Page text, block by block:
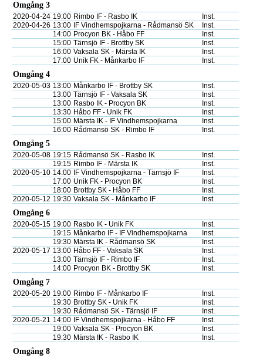
Omgång 3
2020-04-24 19:00 Rimbo IF - Rasbo IK
Inst.
2020-04-26 13:00 IF Vindhemspojkarna - Rådmansö SK
Inst.
14:00 Procyon BK - Håbo FF
Inst.
15:00 Tärnsjö IF - Brottby SK
Inst.
16:00 Vaksala SK - Märsta IK
Inst.
17:00 Unik FK - Månkarbo IF Inst.
Omgång 4
2020-05-03 13:00 Månkarbo IF - Brottby SK
Inst.
13:00 Tärnsjö IF - Vaksala SK
Inst.
13:00 Rasbo IK - Procyon BK
Inst.
13:30 Håbo FF - Unik FK
Inst.
15:00 Märsta IK - IF Vindhemspojkarna
Inst.
16:00 Rådmansö SK - Rimbo IF Inst.
Omgång 5
2020-05-08 19:15 Rådmansö SK - Rasbo IK
Inst.
19:15 Rimbo IF - Märsta IK
Inst.
2020-05-10 14:00 IF Vindhemspojkarna - Tärnsjö IF
Inst.
17:00 Unik FK - Procyon BK
Inst.
18:00 Brottby SK - Håbo FF
Inst.
2020-05-12 19:30 Vaksala SK - Månkarbo IF Inst.
Omgång 6
2020-05-15 19:00 Rasbo IK - Unik FK
Inst.
19:15 Månkarbo IF - IF Vindhemspojkarna
Inst.
19:30 Märsta IK - Rådmansö SK
Inst.
2020-05-17 13:00 Håbo FF - Vaksala SK
Inst.
13:00 Tärnsjö IF - Rimbo IF
Inst.
14:00 Procyon BK - Brottby SK Inst.
Omgång 7
2020-05-20 19:00 Rimbo IF - Månkarbo IF
Inst.
19:30 Brottby SK - Unik FK
Inst.
19:30 Rådmansö SK - Tärnsjö IF
Inst.
2020-05-21 14:00 IF Vindhemspojkarna - Håbo FF
Inst.
19:00 Vaksala SK - Procyon BK
Inst.
19:30 Märsta IK - Rasbo IK Inst.
Omgång 8